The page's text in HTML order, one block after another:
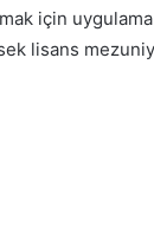
için
lisans